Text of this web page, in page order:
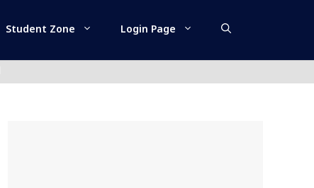
Student Zone Login Page